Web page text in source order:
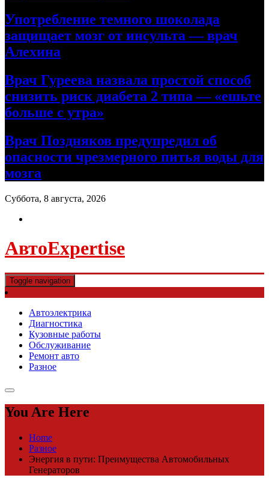
Употребление темного шоколада
защищает мозг от инсульта — врач
Алехина
Врач Гуреева назвала простой способ
снизить риск диабета 2 типа — «ешьте
больше с утра»
Врач Поздняков предупредил об
опасности чрезмерного питья воды для
мозга
Суббота, 8 августа, 2026
АвтоExpertise
Toggle navigation
Автоэлектрика
Диагностика
Кузовные работы
Обслуживание
Ремонт авто
Разное
You Are Here
Home
Разное
Энергия в пути: Преимущества Автомобильных
Генераторов